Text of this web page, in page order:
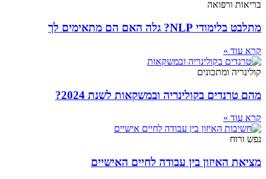
בריאות ורפואה
מתלבט בלימודי NLP? גלה האם הם מתאימים לך
קרא עוד »
קולינריה ומתכונים
מהם טרנדים בקולינריה ובמשקאות לשנת 2024?
קרא עוד »
נפש ורוח
מציאת האיזון בין עבודה לחיים האישיים